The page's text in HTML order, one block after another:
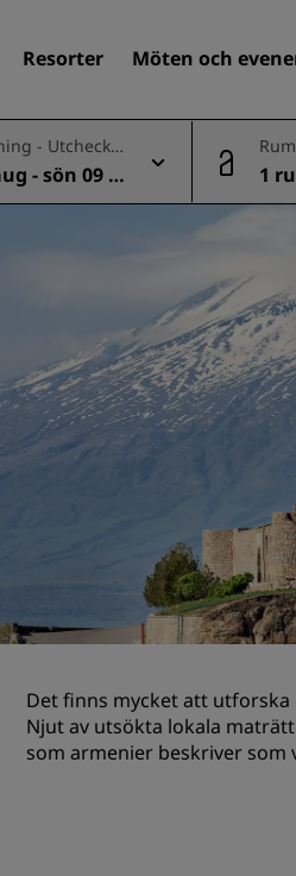
Resorter Möten och
- Utcheckn
- sön 09 a 1
Det finns mycket att
Njut av utsökta lokala
som armenier beskriver som